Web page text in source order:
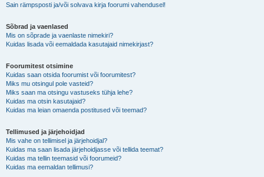
Sain rämpsposti ja/või solvava kirja foorumi vahendusel!
Sõbrad ja vaenlased
Mis on sõprade ja vaenlaste nimekiri?
Kuidas lisada või eemaldada kasutajaid nimekirjast?
Foorumitest otsimine
Kuidas saan otsida foorumist või foorumitest?
Miks mu otsingul pole vasteid?
Miks saan ma otsingu vastuseks tühja lehe?
Kuidas ma otsin kasutajaid?
Kuidas ma leian omaenda postitused või teemad?
Tellimused ja järjehoidjad
Mis vahe on tellimisel ja järjehoidjal?
Kuidas ma saan lisada järjehoidjasse või tellida teemat?
Kuidas ma tellin teemasid või foorumeid?
Kuidas ma eemaldan tellimusi?